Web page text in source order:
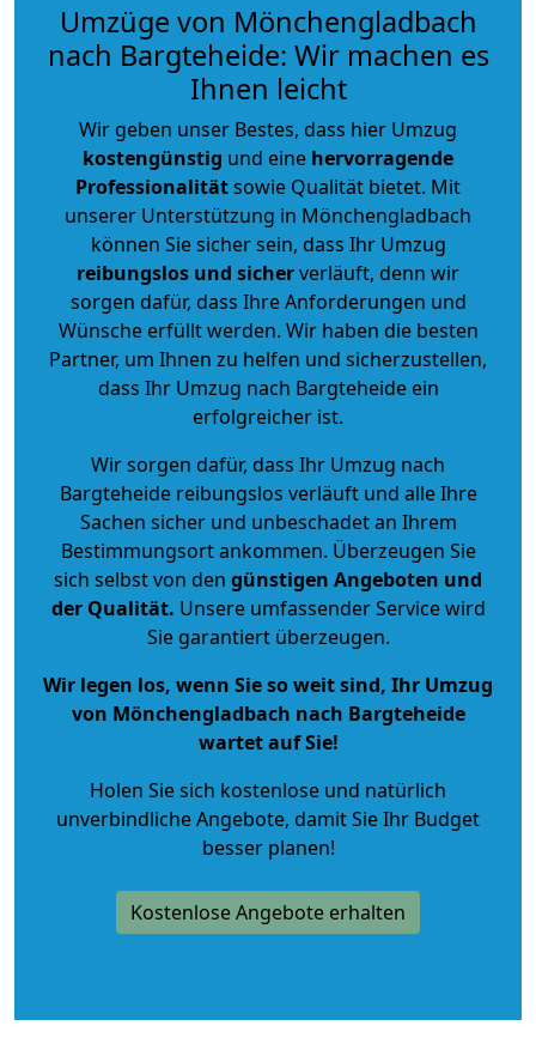
Umzüge von Mönchengladbach
nach Bargteheide: Wir machen es
Ihnen leicht
Wir geben unser Bestes, dass hier Umzug
kostengünstig und eine hervorragende
Professionalitätsowie Qualität bietet. Mit
unserer Unterstützung in Mönchengladbach
können Sie sicher sein, dass Ihr Umzug
reibungslos und sicherverläuft, denn wir
sorgen dafür, dass Ihre Anforderungen und
Wünsche erfüllt werden. Wir haben die besten
Partner, um Ihnen zu helfen und sicherzustellen,
dass Ihr Umzug nach Bargteheide ein
erfolgreicher ist.
Wir sorgen dafür, dass Ihr Umzug nach
Bargteheide reibungslos verläuft und alle Ihre
Sachen sicher und unbeschadet an Ihrem
Bestimmungsort ankommen. Überzeugen Sie
sich selbst von den günstigen Angeboten und
der Qualität. Unsere umfassender Service wird
Sie garantiert überzeugen.
Wir legen los, wenn Sie so weit sind, Ihr Umzug
von Mönchengladbach nach Bargteheide
wartet auf Sie!
Holen Sie sich kostenlose und natürlich
unverbindliche Angebote, damit Sie Ihr Budget
besser planen!
Kostenlose Angebote erhalten